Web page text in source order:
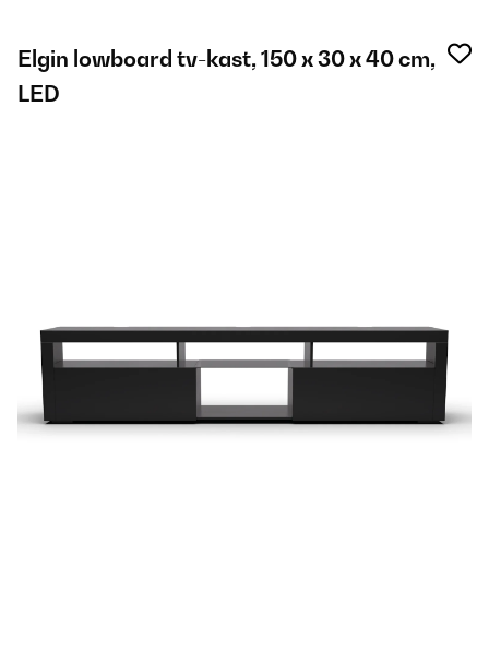
Elgin lowboard tv-kast, 150 x 30 x 40 cm,
LED